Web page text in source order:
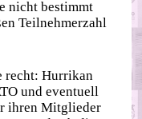
nicht bestimmt
Teilnehmerzahl
recht: Hurrikan
und eventuell
ihren Mitglieder